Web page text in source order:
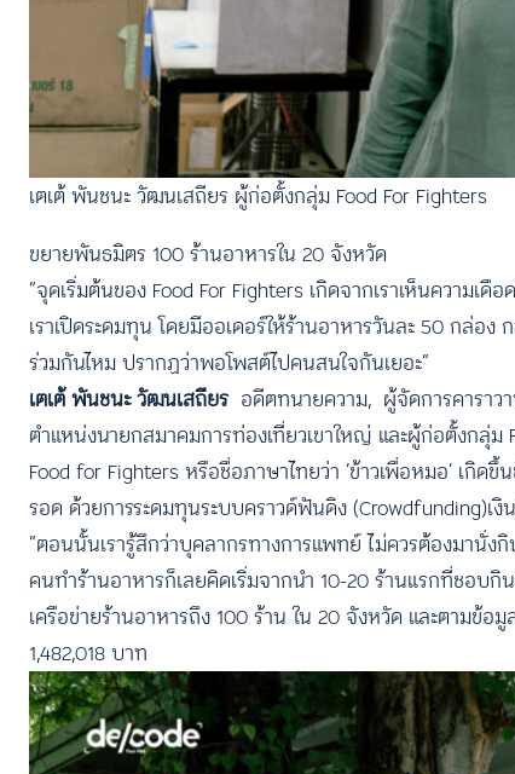
เตเต้ พันชนะ วัฒนเสถียร ผู้ก่อตั้งกลุ่ม Food For Fighters
ขยายพันธมิตร 100 ร้านอาหารใน 20 จังหวัด
“จุดเริ่มต้นของ Food For Fighters เกิดจากเราเห็นความ
เราเปิดระดมทุน โดยมีออเดอร์ให้ร้านอาหารวันละ 50 กล่อ
ร่วมกันไหม ปรากฏว่าพอโพสต์ไปคนสนใจกันเยอะ”
เตเต้ พันชนะ วัฒนเสถียร อดีตทนายความ, ผู้จัดการคาราว
ตำแหน่งนายกสมาคมการท่องเที่ยวเขาใหญ่ และผู้ก่อตั้งกลุ่ม
Food for Fighters หรือชื่อภาษาไทยว่า ‘ข้าวเพื่อหมอ’ เกิ
รอด ด้วยการระดมทุนระบบคราวด์ฟันดิง (Crowdfunding)เ
“ตอนนั้นเรารู้สึกว่าบุคลากรทางการแพทย์ ไม่ควรต้องมานั่งกิ
คนทำร้านอาหารก็เลยคิดเริ่มจากนำ 10-20 ร้านแรกที่ชอบกิ
เครือข่ายร้านอาหารถึง 100 ร้าน ใน 20 จังหวัด และตาม
1,482,018 บาท